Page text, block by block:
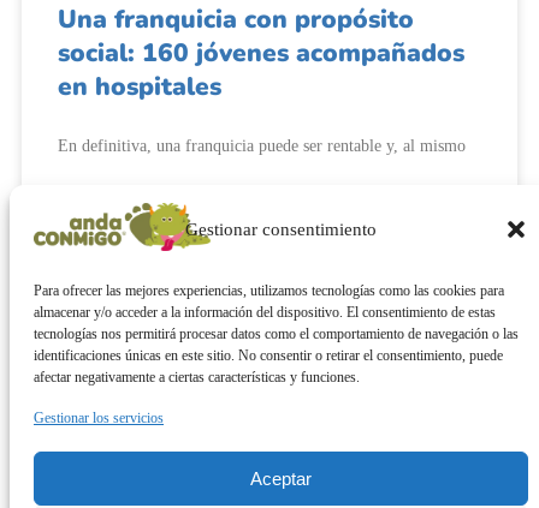
Gestionar consentimiento
Para ofrecer las mejores experiencias, utilizamos tecnologías como las cookies para
almacenar y/o acceder a la información del dispositivo. El consentimiento de estas
tecnologías nos permitirá procesar datos como el comportamiento de navegación o las
identificaciones únicas en este sitio. No consentir o retirar el consentimiento, puede
afectar negativamente a ciertas características y funciones.
Gestionar los servicios
Aceptar
Una franquicia con propósito
social: 160 jóvenes acompañados
en hospitales
En definitiva, una franquicia puede ser rentable y, al mismo
leer más »
Todas las entradas
Política de privacidad